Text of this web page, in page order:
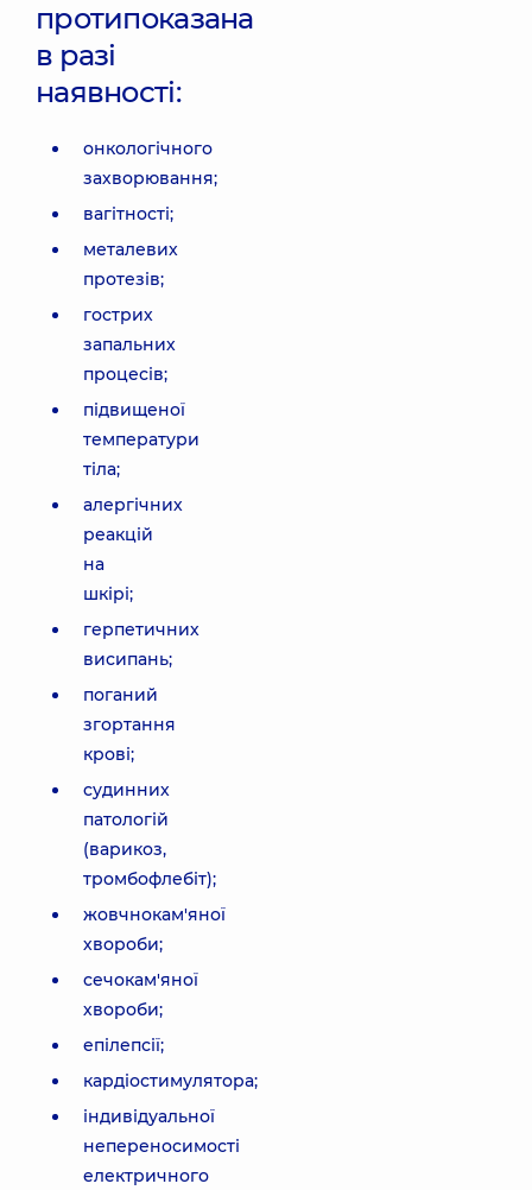
протипоказана
в разі
наявності:
онкологічного
захворювання;
вагітності;
металевих
протезів;
гострих
запальних
процесів;
підвищеної
температури
тіла;
алергічних
реакцій
на
шкірі;
герпетичних
висипань;
поганий
згортання
крові;
судинних
патологій
(варикоз,
тромбофлебіт);
жовчнокам'яної
хвороби;
сечокам'яної
хвороби;
епілепсії;
кардіостимулятора;
індивідуальної
непереносимості
електричного